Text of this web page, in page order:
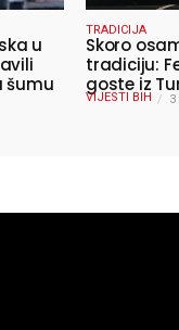
u
šumu
TRADICIJA
Skoro
tradiciju:
goste iz
VIJESTI BIH 3